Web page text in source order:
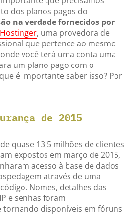
dos planos pagos do
na verdade fornecidos por
Hostinger, uma provedora de
que pertence ao mesmo
você terá uma conta uma
um plano pago com o
é importante saber isso? Por
de 2015
quase 13,5 milhões de clientes
expostos em março de 2015,
acesso à base de dados
através de uma
Nomes, detalhes das
e senhas foram
tornando disponíveis em fóruns